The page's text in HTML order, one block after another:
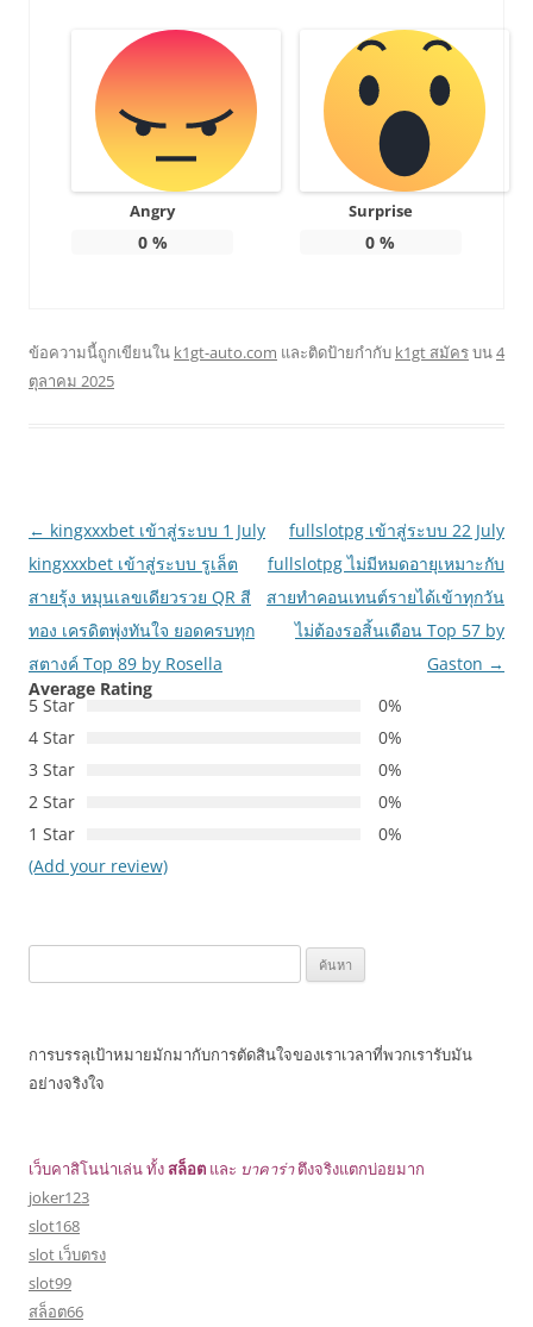
Angry
0%
Surprise
0 %
ข้อความนี้ถูกเขียนใน k1gt-auto.com และติดป้ายกำกับ k1gt สมัครบน4
ตุลาคม 2025
เมนู
นำทาง
เรื่อง
← kingxxxbet เข้าสู่ระบบ 1 July
kingxxxbet เข้าสู่ระบบ รูเล็ต
สายรุ้ง หมุนเลขเดียวรวย QR สี
ทอง เครดิตพุ่งทันใจ ยอดครบทุก
สตางค์ Top 89 by Rosella
fullslotpg เข้าสู่ระบบ 22 July
fullslotpg ไม่มีหมดอายุเหมาะกับ
สายทำคอนเทนต์รายได้เข้าทุกวัน
ไม่ต้องรอสิ้นเดือน Top 57 by
Gaston →
Average Rating
5 Star
0%
4 Star
0%
3 Star
0%
2 Star
0%
1 Star
0%
(Add your review)
สำหรับ:
การบรรลุเป้าหมายมักมากับการตัดสินใจของเราเวลาที่พวกเรารับมัน
อย่างจริงใจ
เว็บคาสิโนน่าเล่น ทั้งสล็อต และ บาคาร่าตึงจริงแตกบ่อยมาก
joker123
slot168
slot เว็บตรง
slot99
สล็อต66